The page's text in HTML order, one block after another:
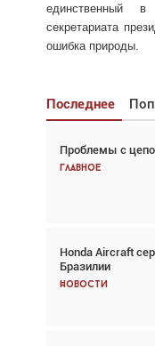
единственный
секретариата
ошибка природы.
Последнее
Проблемы с
Главное
Honda Aircraft
Бразилии
Новости
Взгляд с
спасательных
Авиационный
говорит сама за
Новости